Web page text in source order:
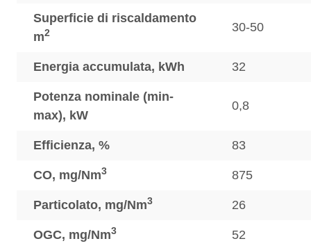
Superficie di riscaldamento
m2 30-50
Energia accumulata, kWh 32
Potenza nominale (min-
max), kW
0,8
Efficienza, % 83
CO, mg/Nm3 875
Particolato, mg/Nm3 26
OGC, mg/Nm3 52